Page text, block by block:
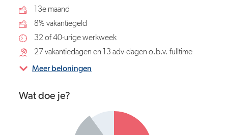
13e maand
8% vakantiegeld
32 of 40-urige werkweek
27 vakantiedagen en 13 adv-dagen o.b.v. fulltime
Meer beloningen
Wat doe je?